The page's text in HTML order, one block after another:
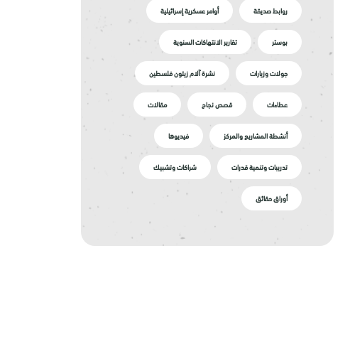
روابط صديقة أوامر عسكرية إسرائيلية
بوستر تقارير الانتهاكات السنوية
جولات وزيارات نشرة آلام زيتون فلسطين
عطاءات قصص نجاح مقالات
أنشطة المشاريع والمركز فيديوها
تدريبات وتنمية قدرات شراكات وتشبيك
أوراق حقائق